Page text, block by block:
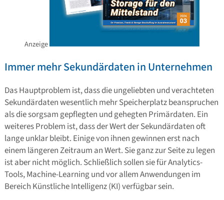
Anzeige
Immer mehr Sekundärdaten in Unternehmen
Das Hauptproblem ist, dass die ungeliebten und verachteten
Sekundärdaten wesentlich mehr Speicherplatz beanspruchen
als die sorgsam gepflegten und gehegten Primärdaten. Ein
weiteres Problem ist, dass der Wert der Sekundärdaten oft
lange unklar bleibt. Einige von ihnen gewinnen erst nach
einem längeren Zeitraum an Wert. Sie ganz zur Seite zu legen
ist aber nicht möglich. Schließlich sollen sie für Analytics-
Tools, Machine-Learning und vor allem Anwendungen im
Bereich Künstliche Intelligenz (KI) verfügbar sein.